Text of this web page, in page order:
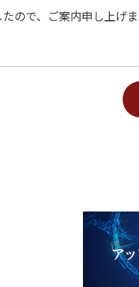
ので、ご案内申し上げ